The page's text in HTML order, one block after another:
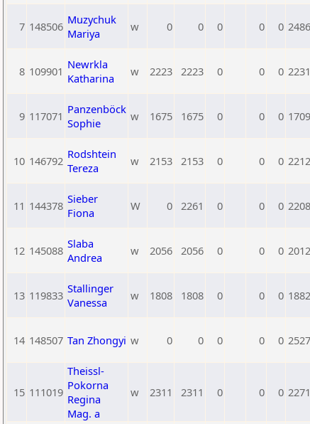
7 148506 Muzychuk
Mariya
w 0 0 0 0 0 2486
8 109901 Newrkla
Katharina
w 2223 2223 0 0 0 2231
9 117071 Panzenböck
Sophie
w 1675 1675 0 0 0 1709
10 146792 Rodshtein
Tereza
w 2153 2153 0 0 0 2212
11 144378 Sieber
Fiona
W 0 2261 0 0 0 2208
12 145088 Slaba
Andrea
w 2056 2056 0 0 0 2012
13 119833 Stallinger
Vanessa
w 1808 1808 0 0 0 1882
14 148507 Tan Zhongyi w 0 0 0 0 0 2527
15 111019
Theissl-
Pokorna
Regina
Mag. a
w 2311 2311 0 0 0 2271